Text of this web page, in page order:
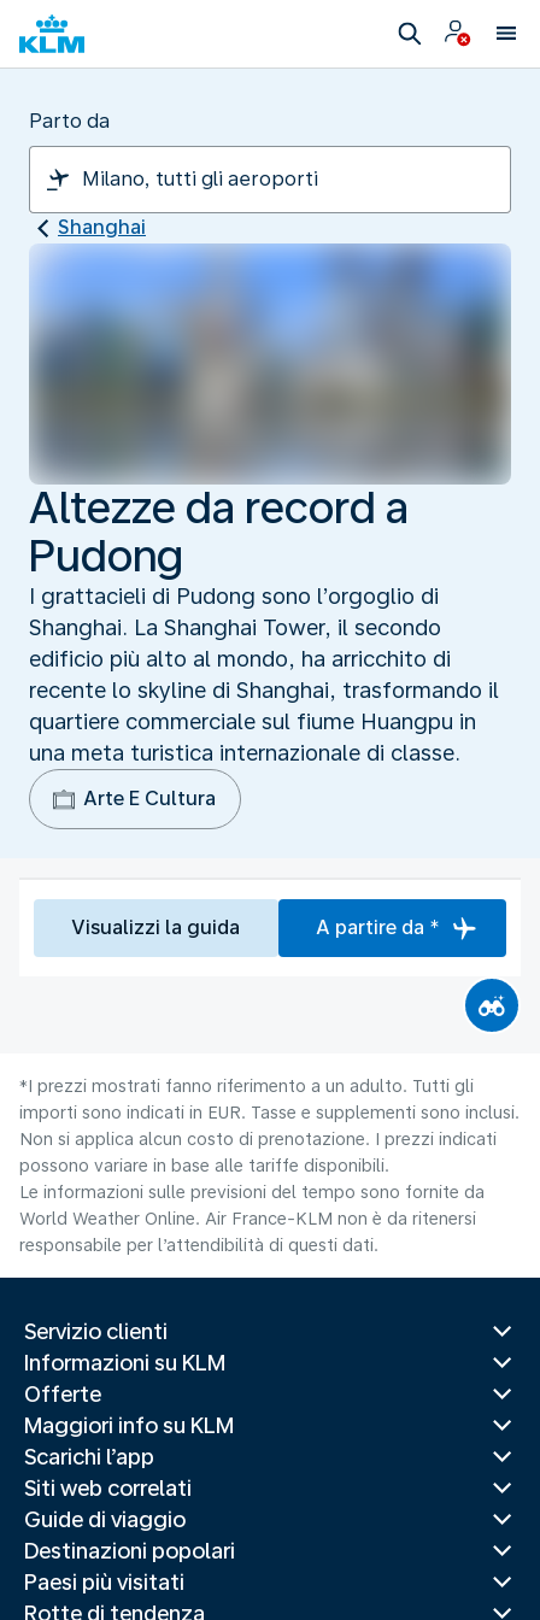
Parto da
Shanghai
Altezze da record a
Pudong
I grattacieli di Pudong sono l’orgoglio di
Shanghai. La Shanghai Tower, il secondo
edificio più alto al mondo, ha arricchito di
recente lo skyline di Shanghai, trasformando il
quartiere commerciale sul fiume Huangpu in
una meta turistica internazionale di classe.
Arte E Cultura
Visualizzi la guida A partire da *
*I prezzi mostrati fanno riferimento a un adulto. Tutti gli
importi sono indicati in EUR. Tasse e supplementi sono inclusi.
Non si applica alcun costo di prenotazione. I prezzi indicati
possono variare in base alle tariffe disponibili.
Le informazioni sulle previsioni del tempo sono fornite da
World Weather Online. Air France-KLM non è da ritenersi
responsabile per l’attendibilità di questi dati.
Servizio clienti
Informazioni su KLM
Offerte
Maggiori info su KLM
Scarichi l’app
Siti web correlati
Guide di viaggio
Destinazioni popolari
Paesi più visitati
Rotte di tendenza